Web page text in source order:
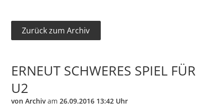
Zurück zum Archiv
ERNEUT SCHWERES SPIEL FÜR
U2
von Archivam 26.09.2016 13:42 Uhr